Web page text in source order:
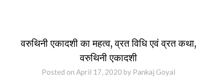
वरुथिनी एकादशी का महत्व, व्रत विधि एवं व्रत कथा,
वरुथिनी एकादशी
Posted on April 17, 2020 by Pankaj Goyal